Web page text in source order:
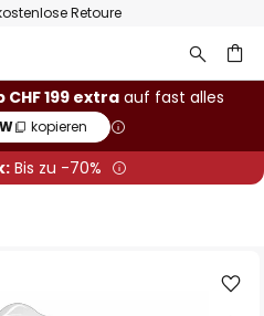
Retoure
CHF 199 extra auf fast alles
kopieren
Bis zu -70%